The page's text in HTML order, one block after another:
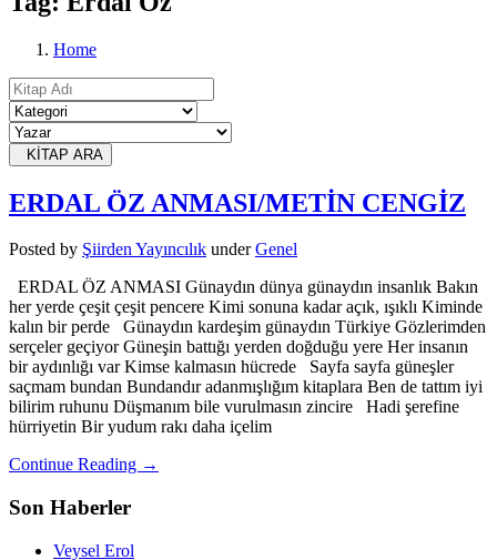
Home
KİTAP ARA
ERDAL ÖZ ANMASI/METİN CENGİZ
Posted by Şiirden Yayıncılık underGenel
ERDAL ÖZ ANMASI Günaydın dünya günaydın insanlık Bakın
her yerde çeşit çeşit pencere Kimi sonuna kadar açık, ışıklı Kiminde
kalın bir perde Günaydın kardeşim günaydın Türkiye Gözlerimden
serçeler geçiyor Güneşin battığı yerden doğduğu yere Her insanın
bir aydınlığı var Kimse kalmasın hücrede Sayfa sayfa güneşler
saçmam bundan Bundandır adanmışlığım kitaplara Ben de tattım iyi
bilirim ruhunu Düşmanım bile vurulmasın zincire Hadi şerefine
hürriyetin Bir yudum rakı daha içelim
Continue Reading →
Son Haberler
Veysel Erol